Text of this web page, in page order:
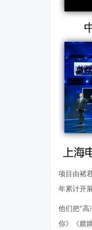
项目由褚
年累计开
他们把"高
你》《嫦